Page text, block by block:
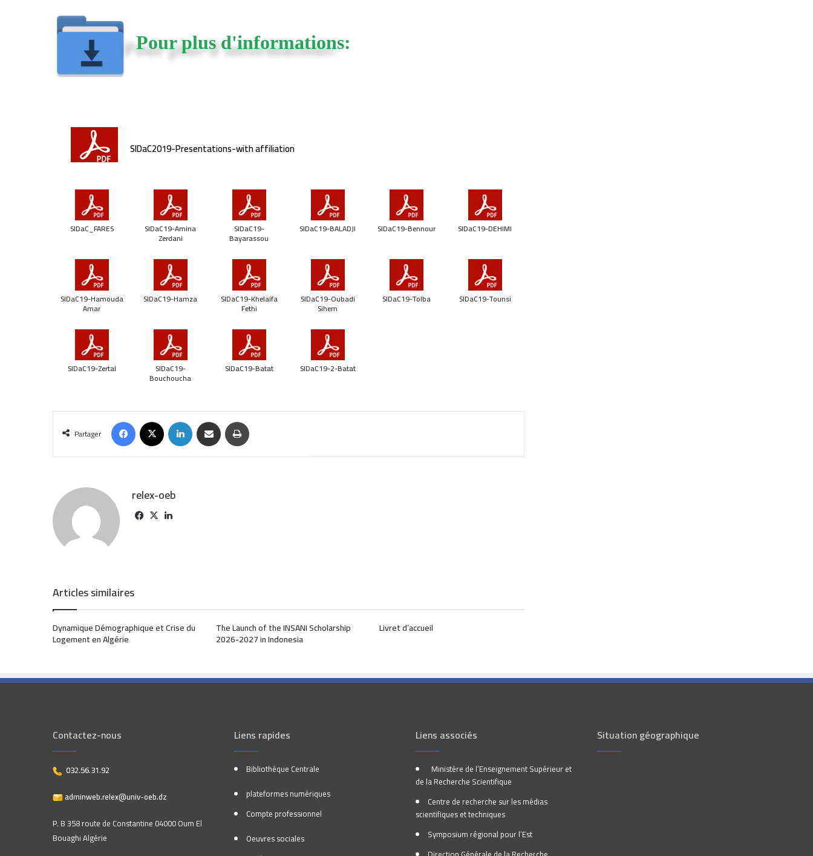
Pour plus d'informations:
SIDaC2019-Presentations-with affiliation
SIDaC_FARES SIDaC19-Amina
Zerdani
SIDaC19-
Bayarassou
SIDaC19-BALADJI SIDaC19-Bennour SIDaC19-DEHIMI
SIDaC19-Hamouda
Amar
SIDaC19-Hamza SIDaC19-Khelaifa
Fethi
SIDaC19-Oubadi
Sihem
SIDaC19-Tolba SIDaC19-Tounsi
SIDaC19-Zertal SIDaC19-
Bouchoucha
SIDaC19-Batat SIDaC19-2-Batat
Partager
relex-oeb
Articles similaires
Dynamique Démographique et Crise du
Logement en Algérie
The Launch of the INSANI Scholarship
2026-2027 in Indonesia
Livret d’accueil
Contactez-nous
032.56.31.92
adminweb.relex@univ-oeb.dz
P. B 358 route de Constantine 04000 Oum El
Bouaghi Algérie
Liens rapides
Bibliothèque Centrale
plateformes numériques
Compte professionnel
Oeuvres sociales
Liens associés
Ministère de l’Enseignement Supérieur et
de la Recherche Scientifique
Centre de recherche sur les médias
scientifiques et techniques
Symposium régional pour l’Est
Situation géographique